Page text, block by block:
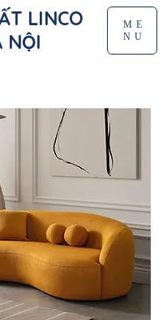
LINCO
NỘI
ME
NU